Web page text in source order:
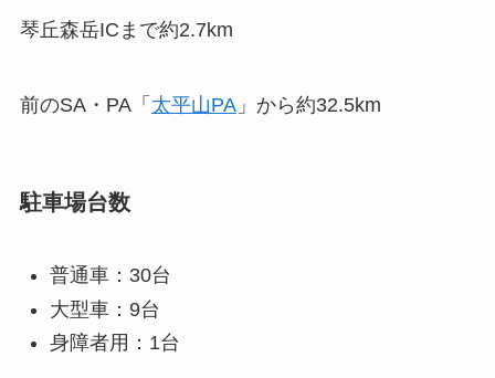
琴丘森岳ICまで約2.7km
前のSA・PA「 太平山PA」から約32.5km
駐車場台数
普通車：30台
大型車：9台
身障者用：1台